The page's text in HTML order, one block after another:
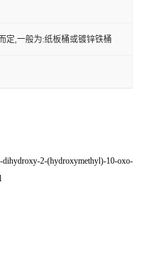
定,一般为:纸板桶或镀锌铁桶
2-(hydroxymethyl)-10-oxo-